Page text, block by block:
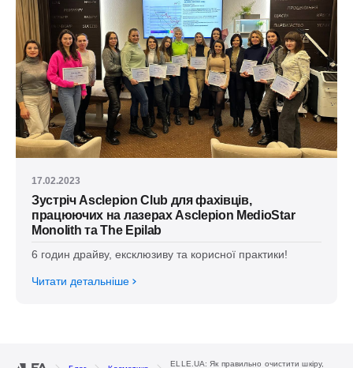
17.02.2023
Зустріч Asclepion Club для фахівців,
працюючих на лазерах Asclepion MedioStar
Monolith та The Epilab
6 годин драйву, ексклюзиву та корисної практики!
Читати детальніше
ELLE.UA: Як правильно очистити шкіру,